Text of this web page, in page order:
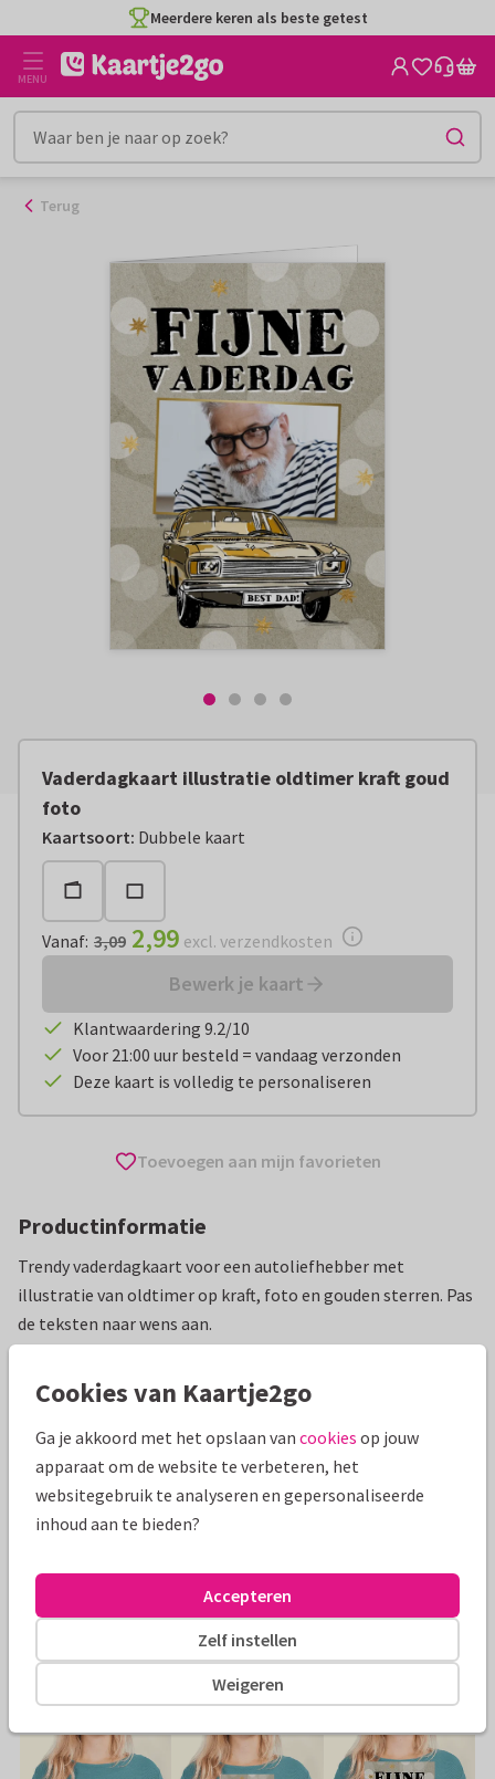
naar
inhoud
Meerdere keren als beste getest
MENU
Terug
Vaderdagkaart illustratie oldtimer kraft goud
foto
Kaartsoort: Dubbele kaart
Vanaf: € 2,99 excl. verzendkosten
Vanaf: 3,09 2,99 excl. verzendkosten
Bewerk je kaart
Klantwaardering 9.2/10
Voor 21:00 uur besteld = vandaag verzonden
Deze kaart is volledig te personaliseren
Toevoegen aan mijn favorieten
Productinformatie
Trendy vaderdagkaart voor een autoliefhebber met
illustratie van oldtimer op kraft, foto en gouden sterren. Pas
de teksten naar wens aan.
Vaderdag kaarten Renee geeft vorm
Specificaties bij deze kaart
Envelop: Witte vensterenvelop
Adres: Achterop de kaart
Formaten
Cookies van Kaartje2go
Ga je akkoord met het opslaan van cookies op jouw
apparaat om de website te verbeteren, het
websitegebruik te analyseren en gepersonaliseerde
inhoud aan te bieden?
Weigeren
Zelf instellen
Accepteren